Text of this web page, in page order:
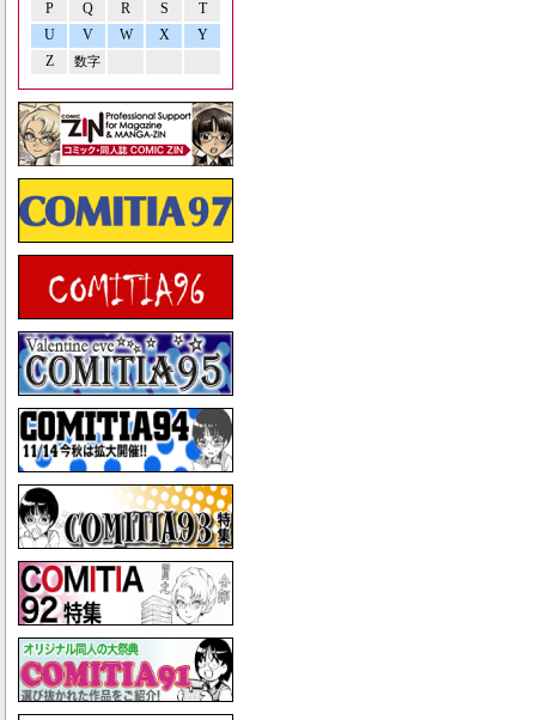
P Q R S
T
U
V W X
Y
Z
数字